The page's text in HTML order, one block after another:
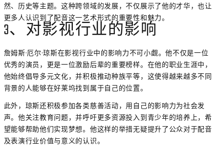
然、历史等主题。这种跨领域的发展，不仅展示了他的才华，也让
更多人认识到了配音这一艺术形式的重要性和魅力。
3、对影视行业的影响
詹姆斯·厄尔·琼斯在影视行业中的影响力不可小觑。他不仅是一位
优秀的演员，更是一位激励后辈的重要榜样。在他的职业生涯中，
他始终倡导多元文化，并积极推动种族平等，这使得越来越多不同
背景的人能够在好莱坞找到属于自己的位置。
此外，琼斯还积极参加各类慈善活动，用自己的影响力为社会发
声。他关注教育问题，并呼吁更多资源投入到青少年的培养上，希
望能够帮助他们实现梦想。他这样的举措无疑提升了公众对于配音
及表演行业价值与意义的认识。